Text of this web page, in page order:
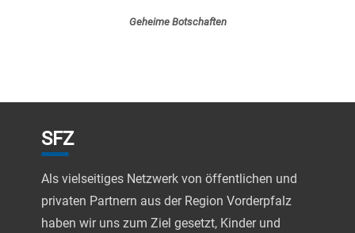
Geheime Botschaften
SFZ
Als vielseitiges Netzwerk von öffentlichen und
privaten Partnern aus der Region Vorderpfalz
haben wir uns zum Ziel gesetzt, Kinder und